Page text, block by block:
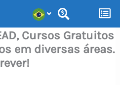
Cursos Gratuitos
em diversas áreas.